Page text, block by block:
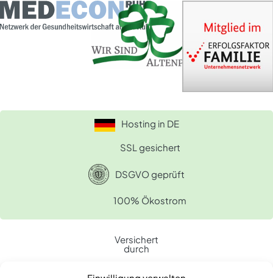
Hosting in DE
SSL gesichert
DSGVO geprüft
100% Ökostrom
Versichert
durch